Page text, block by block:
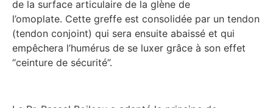
de la surface articulaire de la glène de
l’omoplate. Cette greffe est consolidée par un tendon
(tendon conjoint) qui sera ensuite abaissé et qui
empêchera l’humérus de se luxer grâce à son effet
“ceinture de sécurité”.